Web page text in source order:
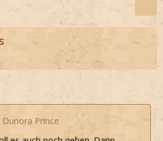
werden!
Prince